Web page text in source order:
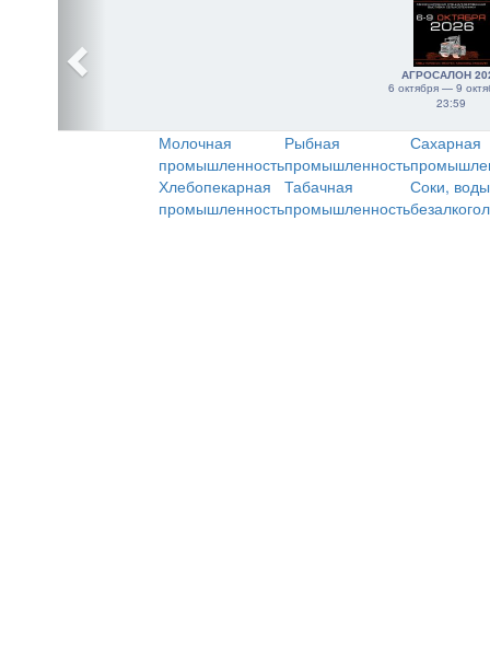
АГРОСАЛОН
6 октября — 9
23:59
Молочная
промышленность
Рыбная
промышленность
Сахарная
Хлебопекарная
промышленность
Табачная
промышленность
Соки,